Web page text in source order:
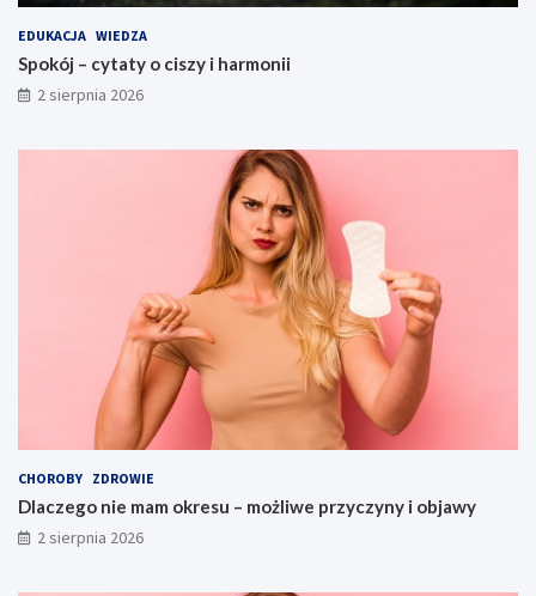
EDUKACJA WIEDZA
Spokój – cytaty o ciszy i harmonii
2 sierpnia 2026
CHOROBY ZDROWIE
Dlaczego nie mam okresu – możliwe przyczyny i objawy
2 sierpnia 2026